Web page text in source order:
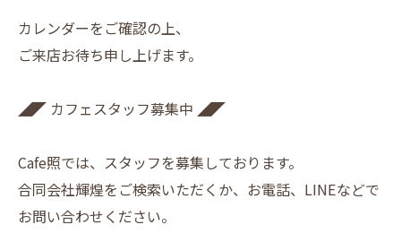
カレンダーをご確認の上、
ご来店お待ち申し上げます。
◢◤ カフェスタッフ募集中 ◢◤
Cafe照では、スタッフを募集しております。
合同会社輝煌をご検索いただくか、お電話、LINEなどで
お問い合わせください。